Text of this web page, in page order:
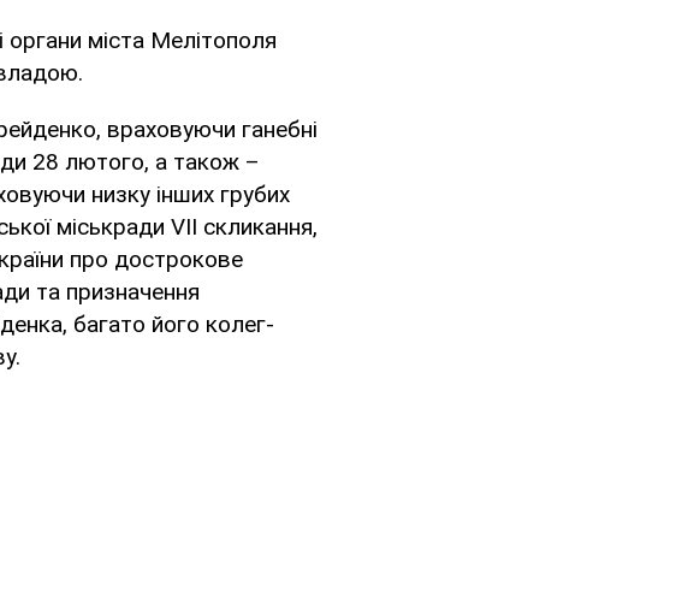
органи міста Мелітополя
враховуючи ганебні
28 лютого, а також –
низку інших грубих
міськради VII скликання,
про дострокове
та призначення
багато його колег-